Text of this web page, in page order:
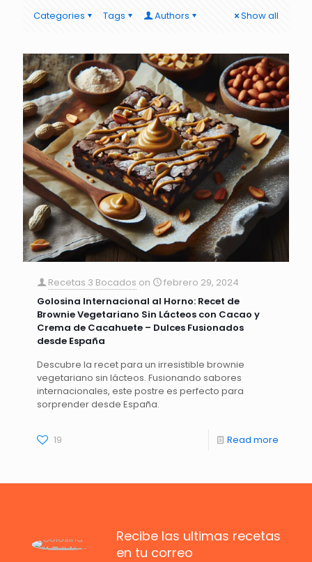
Categories Tags Authors Show all
Recetas 3 Bocados on
febrero 29, 2024
Golosina Internacional al Horno: Recet de
Brownie Vegetariano Sin Lácteos con Cacao y
Crema de Cacahuete – Dulces Fusionados
desde España
Descubre la recet para un irresistible brownie
vegetariano sin lácteos. Fusionando sabores
internacionales, este postre es perfecto para
sorprender desde España.
19 Read more
Recibe las ultimas recetas
en tu correo